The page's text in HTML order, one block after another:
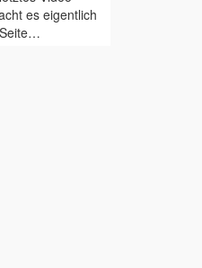
es eigentlich